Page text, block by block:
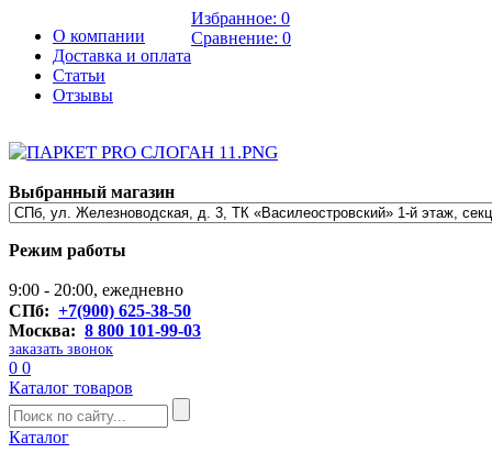
О компании
Доставка и оплата
Статьи
Отзывы
Избранное: 0
Сравнение: 0
Выбранный магазин
Режим работы
9:00 - 20:00, ежедневно
СПб: +7(900) 625-38-50
Москва: 8 800 101-99-03
заказать звонок
0 0
Каталог товаров
Каталог